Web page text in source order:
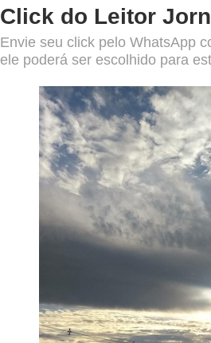
Click do Leitor
Envie seu click pelo WhatsApp
ele poderá ser escolhido para